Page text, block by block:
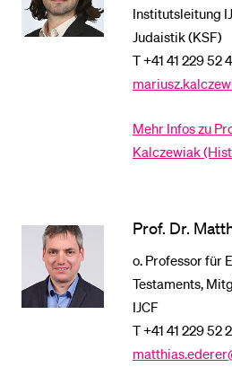
Institutsleitung
Judaistik (KSF)
T +41 41 229 52
Mehr Infos zu
Kalczewiak
Prof. Dr.
o. Professor für
Testaments,
IJCF
T +41 41 229 52
Anmeldung und Zulassung